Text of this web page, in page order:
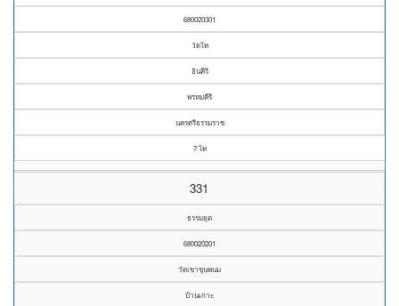
680020301
วัดโท
อินคีรี
พรหมคีรี
นครศรีธรรมราช
7 โท
331
ธรรมยุต
680020201
วัดเขาขุนพนม
บ้านเกาะ